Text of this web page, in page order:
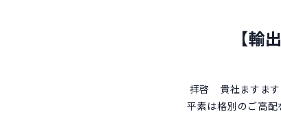
【輸
拝啓 貴社ますます
平素は格別のご高配